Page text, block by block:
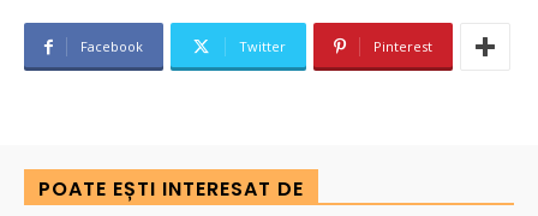
Facebook Twitter Pinterest
POATE EȘTI INTERESAT DE